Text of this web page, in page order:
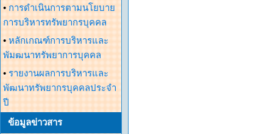
• การดำเนินการตามนโยบาย
การบริหารทรัพยากรบุคคล
• หลักเกณฑ์การบริหารและ
พัมฒนาทรัพยาการบุคคล
• รายงานผลการบริหารและ
พัฒนาทรัพยากรบุคคลประจำ
ปี
ข้อมูลข่าวสาร